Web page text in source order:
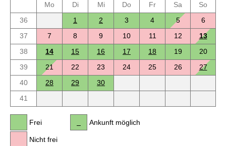
Mo
Di Mi Do Fr Sa
So
36
1 2 3 4 5
6
37
7 8 9 10 11 12
13
38
14 15 16 17 18 19
20
39
21 22 23 24 25 26
27
40
28 29
30
41
Frei
Nicht frei
Ankunft möglich